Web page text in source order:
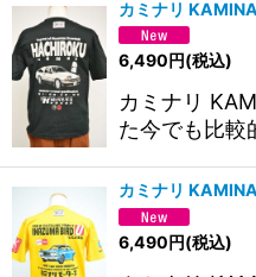
カミナリ
6,490円(税込)
カミナリ
た今でも比較
カミナリ
6,490円(税込)